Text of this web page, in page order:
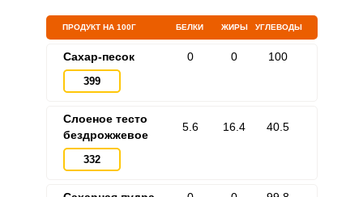
ПРОДУКТ НА 100Г БЕЛКИ ЖИРЫ УГЛЕВОДЫ
Сахар-песок
399
0 0 100
Слоеное тесто
бездрожжевое
332
5.6 16.4 40.5